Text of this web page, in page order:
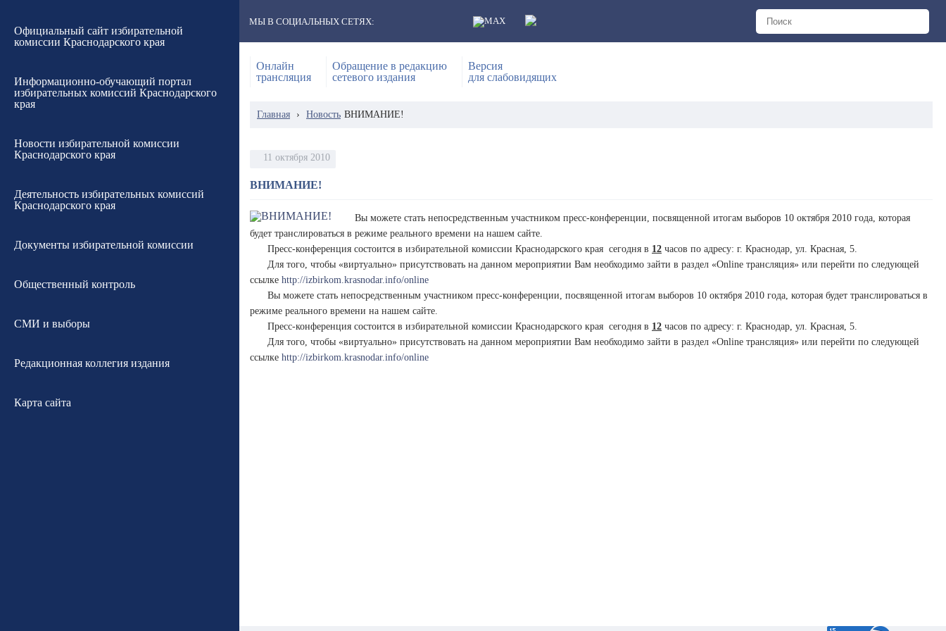
Официальный сайт избирательной
комиссии Краснодарского края
Информационно-обучающий портал
избирательных комиссий Краснодарского
края
Новости избирательной комиссии
Краснодарского края
Деятельность избирательных комиссий
Краснодарского края
Документы избирательной комиссии
Общественный контроль
СМИ и выборы
Редакционная коллегия издания
Карта сайта
МЫ В СОЦИАЛЬНЫХ СЕТЯХ:
Онлайн
трансляция
Обращение в редакцию
сетевого издания
Версия
для слабовидящих
Главная › Новость ВНИМАНИЕ!
11 октября 2010
ВНИМАНИЕ!
Вы можете стать непосредственным участником пресс-конференции, посвященной итогам выборов 10 октября 2010 года, которая
будет транслироваться в режиме реального времени на нашем сайте.
Пресс-конференция состоится в избирательной комиссии Краснодарского края сегодня в 12 часов по адресу: г. Краснодар, ул. Красная, 5.
Для того, чтобы «виртуально» присутствовать на данном мероприятии Вам необходимо зайти в раздел «Online трансляция» или перейти по следующей
ссылке http://izbirkom.krasnodar.info/online
Вы можете стать непосредственным участником пресс-конференции, посвященной итогам выборов 10 октября 2010 года, которая будет транслироваться в
режиме реального времени на нашем сайте.
Пресс-конференция состоится в избирательной комиссии Краснодарского края сегодня в 12 часов по адресу: г. Краснодар, ул. Красная, 5.
Для того, чтобы «виртуально» присутствовать на данном мероприятии Вам необходимо зайти в раздел «Online трансляция» или перейти по следующей
ссылке http://izbirkom.krasnodar.info/online